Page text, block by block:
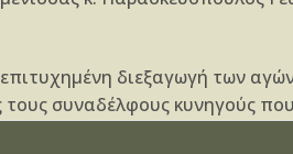
διεξαγωγή των
συναδέλφους κυνηγούς